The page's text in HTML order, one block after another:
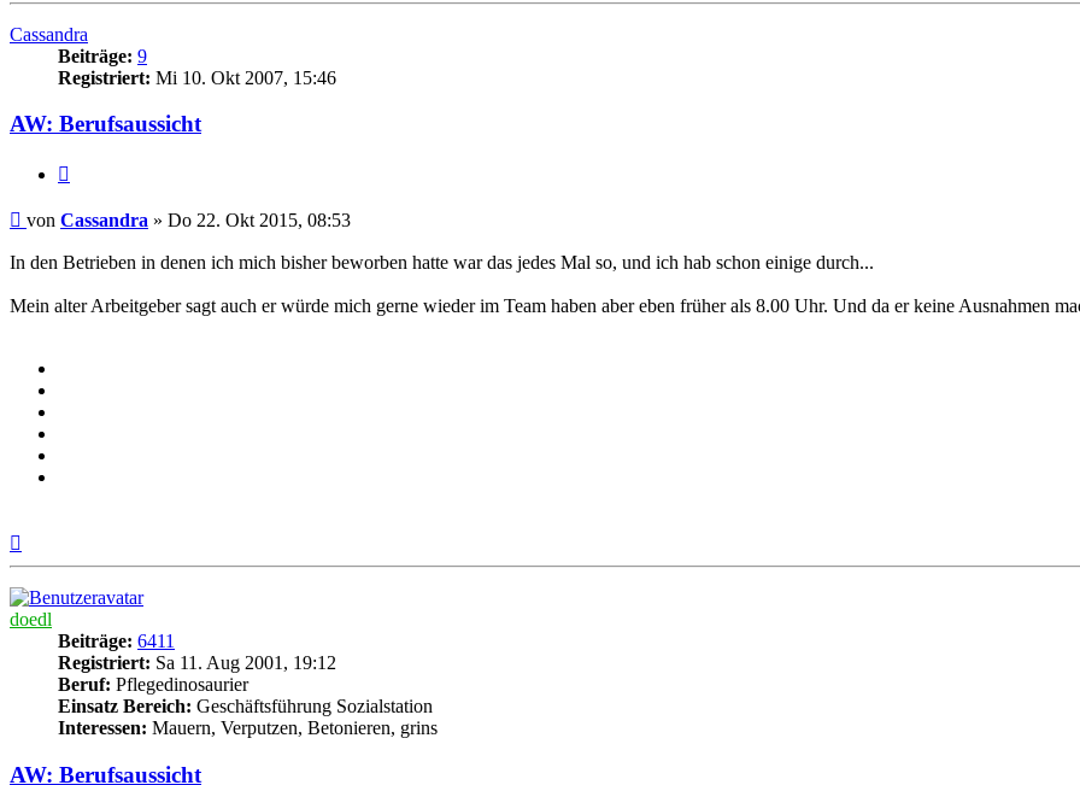
Cassandra
Beiträge: 9
Registriert: Mi 10. Okt 2007, 15:46
AW: Berufsaussicht
Beitrag
von Cassandra » Do 22. Okt 2015, 08:53
In den Betrieben in denen ich mich bisher beworben hatte war das jedes Mal so, und ich hab schon einige durch...
Mein alter Arbeitgeber sagt auch er würde mich gerne wieder im Team haben aber eben früher als 8.00 Uhr. Und da er keine Ausnahmen
doedl
Beiträge: 6411
Registriert: Sa 11. Aug 2001, 19:12
Beruf: Pflegedinosaurier
Einsatz Bereich: Geschäftsführung Sozialstation
Interessen: Mauern, Verputzen, Betonieren, grins
AW: Berufsaussicht